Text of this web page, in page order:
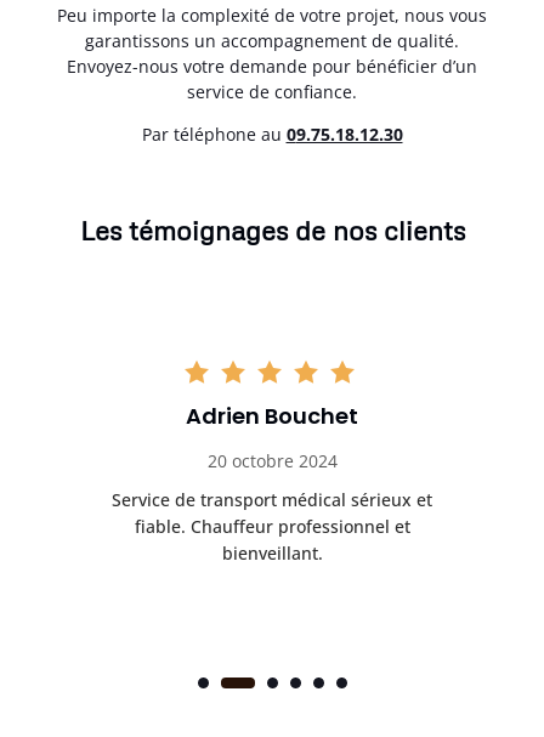
Peu importe la complexité de votre projet, nous vous
garantissons un accompagnement de qualité.
Envoyez-nous votre demande pour bénéficier d’un
service de confiance.
Par téléphone au 09.75.18.12.30
Les témoignages de nos clients
Adrien Bouchet
20 octobre 2024
Service de transport médical sérieux et
fiable. Chauffeur professionnel et
bienveillant.